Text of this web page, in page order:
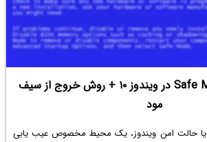
روش ورود به Safe Mode در ویندوز ۱۰ + روش خروج از سیف
مود
Safe Mode ویندوز 10 یا حالت امن ویندوز، یک محیط مخصوص عیب یابی